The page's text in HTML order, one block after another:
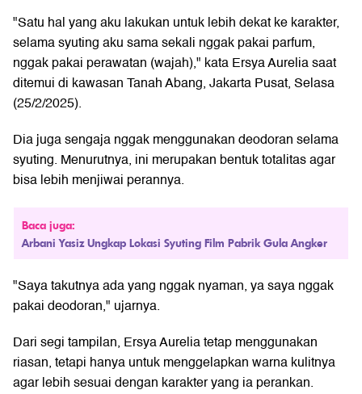
"Satu hal yang aku lakukan untuk lebih dekat ke karakter,
selama syuting aku sama sekali nggak pakai parfum,
nggak pakai perawatan (wajah)," kata Ersya Aurelia saat
ditemui di kawasan Tanah Abang, Jakarta Pusat, Selasa
(25/2/2025).
Dia juga sengaja nggak menggunakan deodoran selama
syuting. Menurutnya, ini merupakan bentuk totalitas agar
bisa lebih menjiwai perannya.
Baca juga:
Arbani Yasiz Ungkap Lokasi Syuting Film Pabrik Gula Angker
"Saya takutnya ada yang nggak nyaman, ya saya nggak
pakai deodoran," ujarnya.
Dari segi tampilan, Ersya Aurelia tetap menggunakan
riasan, tetapi hanya untuk menggelapkan warna kulitnya
agar lebih sesuai dengan karakter yang ia perankan.